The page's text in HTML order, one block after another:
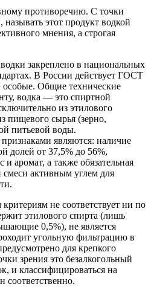
противоречию. С точки
называть этот продукт водкой
мнения, а строгая
закреплено в национальных
В России действует ГОСТ
Общие технические
водка — это спиртной
из этилового
пищевого сырья (зерно,
питьевой воды.
являются: наличие
долей от 37,5% до 56%,
аромат, а также обязательная
смеси активным углем для
критериям не соответствует ни по
этилового спирта (лишь
0,5%), не является
угольную фильтрацию в
для крепкого
зрения это безалкогольный
и классифицироваться на
соответственно.